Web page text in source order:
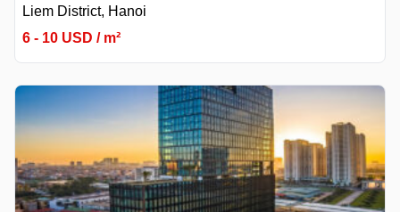
Liem District, Hanoi
6 - 10 USD / m²